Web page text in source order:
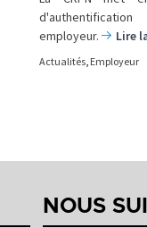
employeur.
Lire
Actualités, Employeur
NOUS